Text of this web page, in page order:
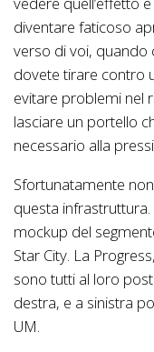
diventare faticoso
verso di voi, quando
dovete tirare contro
evitare problemi nel
lasciare un portello
necessario alla
Sfortunatamente
questa
mockup del
Star City. La
sono tutti al loro
destra, e a sinistra
UM.